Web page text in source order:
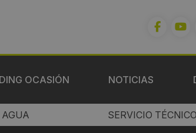
OCASIÓN NOTICIAS
SERVICIO TÉCNICO